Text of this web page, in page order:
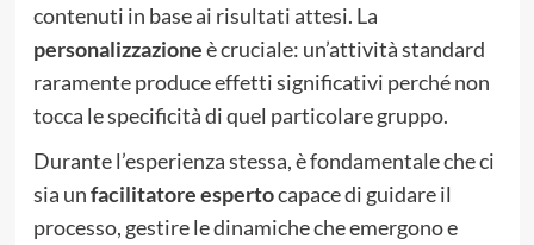
contenuti in base ai risultati attesi. La
personalizzazioneè cruciale: un’attività standard
raramente produce effetti significativi perché non
tocca le specificità di quel particolare gruppo.
Durante l’esperienza stessa, è fondamentale che ci
sia unfacilitatore espertocapace di guidare il
processo, gestire le dinamiche che emergono e